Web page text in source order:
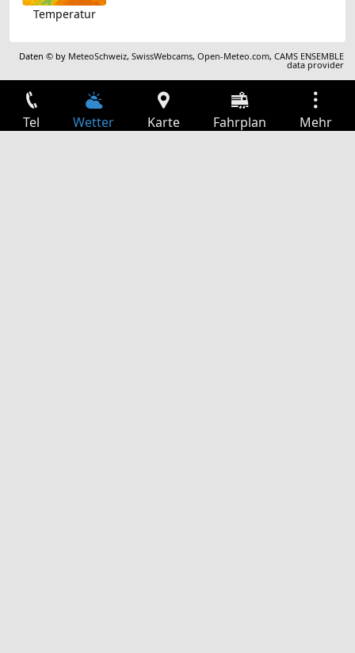
Temperatur
Daten © by MeteoSchweiz,SwissWebcams,Open-Meteo.com,CAMS ENSEMBLE
data provider
Tel Wetter Karte Fahrplan Mehr